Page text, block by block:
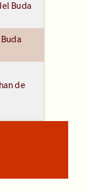
Buda
de